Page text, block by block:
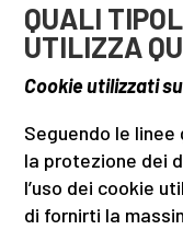
QUALI
UTILIZZA
Cookie utilizzati
Seguendo le linee
la protezione dei
l’uso dei cookie
di fornirti la